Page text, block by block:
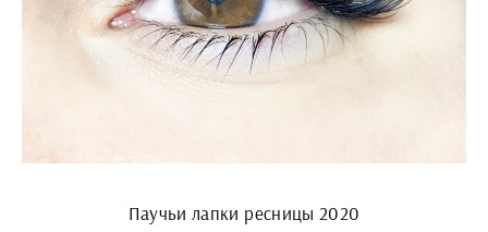
Паучьи лапки ресницы 2020